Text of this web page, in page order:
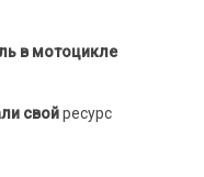
в мотоцикле
свойресурс